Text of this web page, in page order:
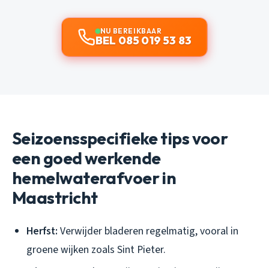
NU BEREIKBAAR
BEL 085 019 53 83
Seizoensspecifieke tips voor
een goed werkende
hemelwaterafvoer in
Maastricht
Herfst: Verwijder bladeren regelmatig, vooral in
groene wijken zoals Sint Pieter.